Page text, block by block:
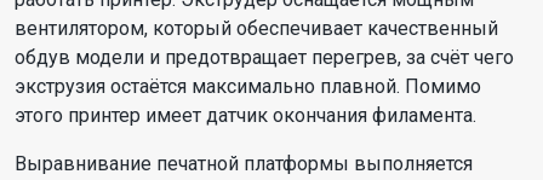
вентилятором, который обеспечивает качественный
обдув модели и предотвращает перегрев, за счёт чего
экструзия остаётся максимально плавной. Помимо
этого принтер имеет датчик окончания филамента.
Выравнивание печатной платформы выполняется